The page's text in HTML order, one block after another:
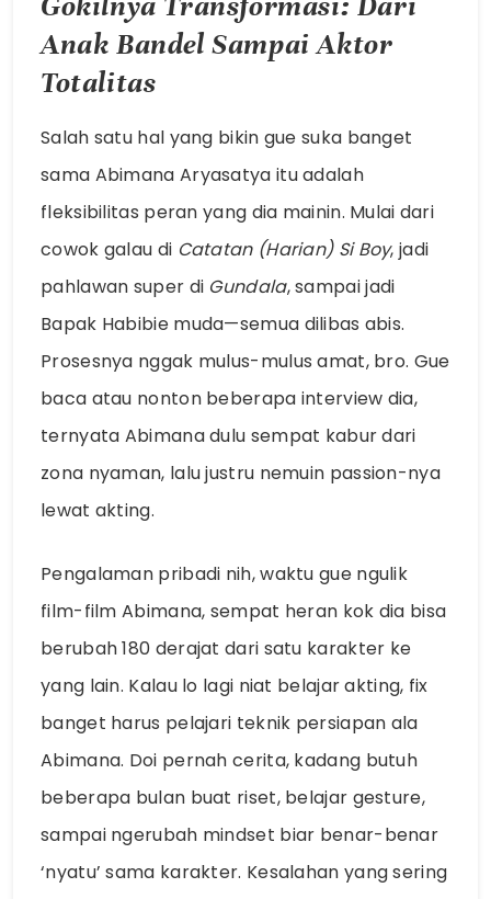
Anak Bandel Sampai Aktor
Totalitas
Salah satu hal yang bikin gue suka banget
sama Abimana Aryasatya itu adalah
fleksibilitas peran yang dia mainin. Mulai dari
cowok galau di Catatan (Harian) Si Boy, jadi
pahlawan super di Gundala, sampai jadi
Bapak Habibie muda—semua dilibas abis.
Prosesnya nggak mulus-mulus amat, bro. Gue
baca atau nonton beberapa interview dia,
ternyata Abimana dulu sempat kabur dari
zona nyaman, lalu justru nemuin passion-nya
lewat akting.
Pengalaman pribadi nih, waktu gue ngulik
film-film Abimana, sempat heran kok dia bisa
berubah 180 derajat dari satu karakter ke
yang lain. Kalau lo lagi niat belajar akting, fix
banget harus pelajari teknik persiapan ala
Abimana. Doi pernah cerita, kadang butuh
beberapa bulan buat riset, belajar gesture,
sampai ngerubah mindset biar benar-benar
‘nyatu’ sama karakter. Kesalahan yang sering